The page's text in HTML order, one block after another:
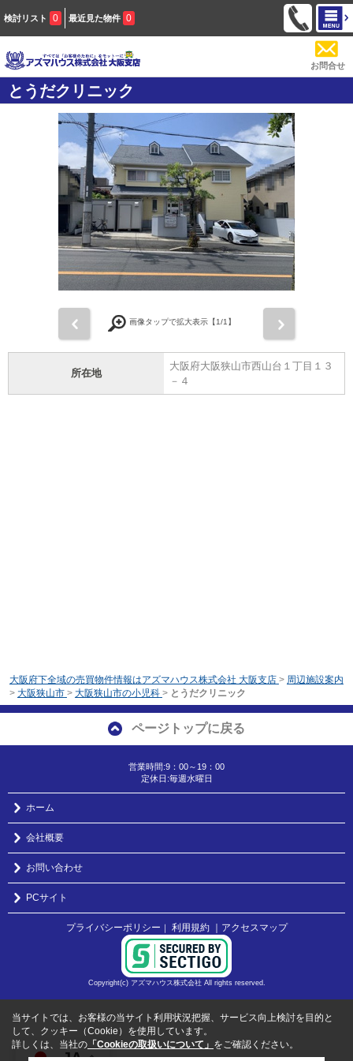
検討リスト 0 最近見た物件 0
お問合せ
とうだクリニック
画像タップで拡大表示【1/1】
所在地
大阪府大阪狭山市西山台１丁目１３
－４
大阪府下全域の売買物件情報はアズマハウス株式会社 大阪支店 > 周辺施設案内
> 大阪狭山市 > 大阪狭山市の小児科 > とうだクリニック
ページトップに戻る
営業時間:9：00～19：00
定休日:毎週水曜日
ホーム
会社概要
お問い合わせ
PCサイト
プライバシーポリシー ｜ 利用規約 ｜アクセスマップ
Copyright(c) アズマハウス株式会社 All rights reserved.
当サイトでは、お客様の当サイト利用状況把握、サービス向上検討を目的と
して、クッキー（Cookie）を使用しています。
詳しくは、当社の 「Cookieの取扱いについて」 をご確認ください。